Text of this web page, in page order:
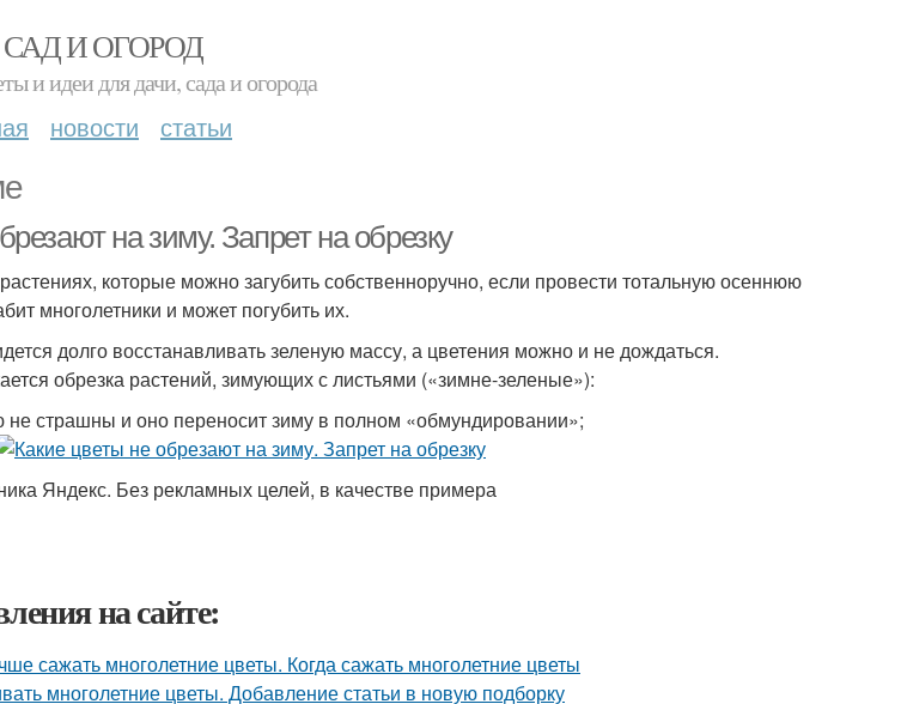
САД И ОГОРОД
и идеи для дачи, сада и огорода
новости статьи
на зиму. Запрет на обрезку
которые можно загубить собственноручно, если провести тотальную осеннюю
многолетники и может погубить их.
долго восстанавливать зеленую массу, а цветения можно и не дождаться.
обрезка растений, зимующих с листьями («зимне-зеленые»):
страшны и оно переносит зиму в полном «обмундировании»;
Яндекс. Без рекламных целей, в качестве примера
на сайте:
сажать многолетние цветы. Когда сажать многолетние цветы
многолетние цветы. Добавление статьи в новую подборку